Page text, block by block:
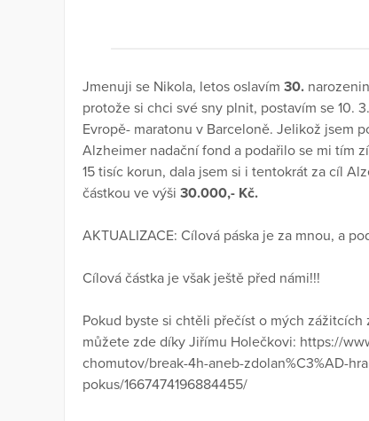
Jmenuji se Nikola, letos oslavím 30.
protože si chci své sny plnit, postavím se 10.
Evropě- maratonu v Barceloně. Jelikož jsem
Alzheimer nadační fond a podařilo se mi tím
15 tisíc korun, dala jsem si i tentokrát za cíl
částkou ve výši 30.000,- Kč.
AKTUALIZACE: Cílová páska je za mnou, a
Cílová částka je však ještě před námi!!!
Pokud byste si chtěli přečíst o mých
můžete zde díky Jiřímu Holečkovi: https://
chomutov/break-4h-aneb-zdolan%C3%AD-
pokus/1667474196884455/